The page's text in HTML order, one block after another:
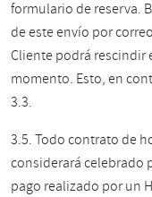
formulario de reserva.
de este envío por
Cliente podrá
momento. Esto, en
3.3.
3.5. Todo contrato de
considerará celebrado
pago realizado por un